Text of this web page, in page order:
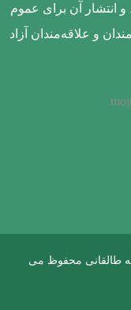
انتشار آن برای عموم
و علاقه‌مندان آزاد
طالقانی محفوظ می